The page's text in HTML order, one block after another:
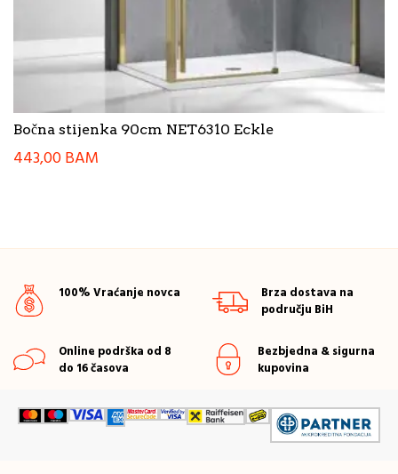
Bočna stijenka 90cm NET6310 Eckle
443,00BAM
100% Vraćanje novca
Brza dostava na
području BiH
Online podrška od 8
do 16 časova
Bezbjedna & sigurna
kupovina